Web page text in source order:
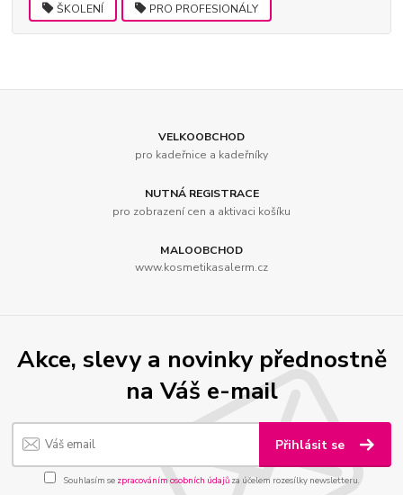
ŠKOLENÍ PRO PROFESIONÁLY
VELKOOBCHOD
pro kadeřnice a kadeřníky
NUTNÁ REGISTRACE
pro zobrazení cen a aktivaci košíku
MALOOBCHOD
www.kosmetikasalerm.cz
Akce, slevy a novinky přednostně
na Váš e-mail
Přihlásit se
Souhlasím se zpracováním osobních údajůza účelem rozesílky newsletteru.